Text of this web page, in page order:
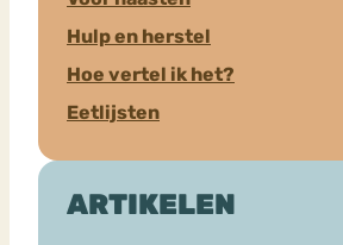
Hulp en herstel
Hoe vertel ik het?
Eetlijsten
ARTIKELEN